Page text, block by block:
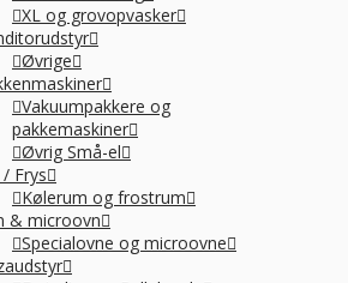
XL og grovopvasker
Øvrige
Vakuumpakkere og
pakkemaskiner
Øvrig Små-el
Frys
Kølerum og frostrum
& microovn
Specialovne og microovne